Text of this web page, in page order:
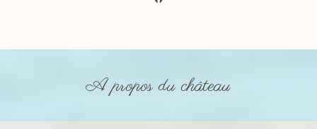
A propos du château